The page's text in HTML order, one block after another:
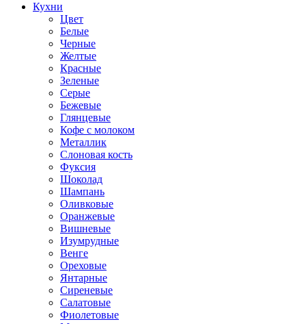
Кухни
Цвет
Белые
Черные
Желтые
Красные
Зеленые
Серые
Бежевые
Глянцевые
Кофе с молоком
Металлик
Слоновая кость
Фуксия
Шоколад
Шампань
Оливковые
Оранжевые
Вишневые
Изумрудные
Венге
Ореховые
Янтарные
Сиреневые
Салатовые
Фиолетовые